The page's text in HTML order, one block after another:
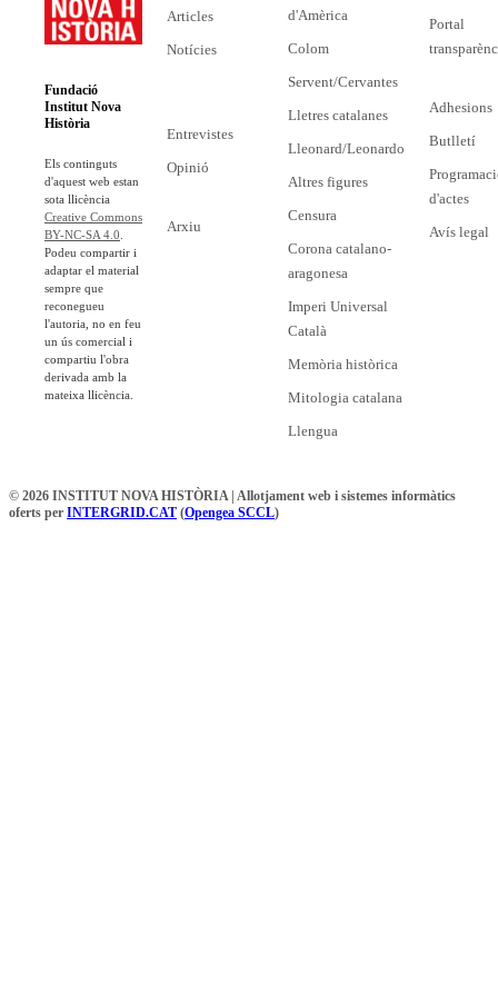
Fundació
Institut Nova
Història
Els continguts
d'aquest web estan
sota llicència
Creative Commons
BY-NC-SA 4.0
Podeu compartir i
adaptar el material
sempre que
reconegueu
l'autoria, no en feu
un ús comercial i
compartiu l'obra
derivada amb la
mateixa llicència.
Articles
Notícies
Entrevistes
Opinió
Arxiu
d'Amèrica
Colom
Servent/Cervantes
Lletres catalanes
Lleonard/Leonardo
Altres figures
Censura
Corona catalano-
aragonesa
Imperi Universal
Català
Memòria històrica
Mitologia catalana
Llengua
Portal
Adhesions
Butlletí
d'actes
Avís legal
© 2026 INSTITUT NOVA HISTÒRIA | Allotjament web i sistemes informàtics
oferts per INTERGRID.CAT (Opengea SCCL)